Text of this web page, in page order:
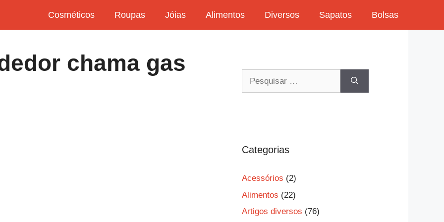
Cosméticos Roupas Jóias Alimentos Diversos Sapatos Bolsas
chama gas
Categorias
Acessórios (2)
Alimentos (22)
Artigos diversos (76)